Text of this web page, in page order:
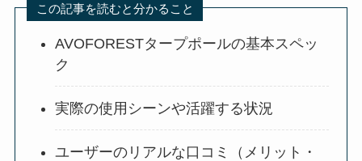
この記事を読むと分かること
AVOFORESTタープポールの基本スペッ
ク
実際の使用シーンや活躍する状況
ユーザーのリアルな口コミ（メリット・